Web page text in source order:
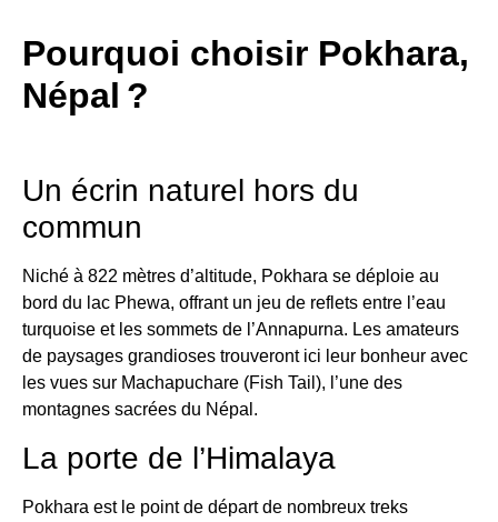
Pourquoi choisir Pokhara,
Népal ?
Un écrin naturel hors du
commun
Niché à 822 mètres d’altitude, Pokhara se déploie au
bord du lac Phewa, offrant un jeu de reflets entre l’eau
turquoise et les sommets de l’Annapurna. Les amateurs
de paysages grandioses trouveront ici leur bonheur avec
les vues sur Machapuchare (Fish Tail), l’une des
montagnes sacrées du Népal.
La porte de l’Himalaya
Pokhara est le point de départ de nombreux treks